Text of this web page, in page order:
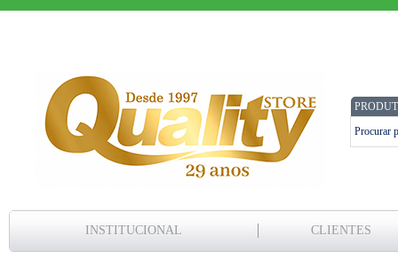
INSTITUCIONAL CLIENTES